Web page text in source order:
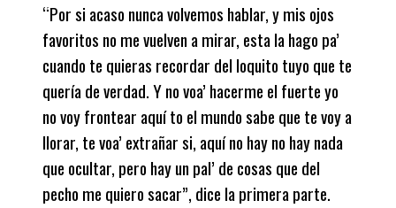
“Por si acaso nunca volvemos hablar, y mis ojos
favoritos no me vuelven a mirar, esta la hago pa’
cuando te quieras recordar del loquito tuyo que te
quería de verdad. Y no voa’ hacerme el fuerte yo
no voy frontear aquí to el mundo sabe que te voy a
llorar, te voa’ extrañar si, aquí no hay no hay nada
que ocultar, pero hay un pal’ de cosas que del
pecho me quiero sacar”, dice la primera parte.